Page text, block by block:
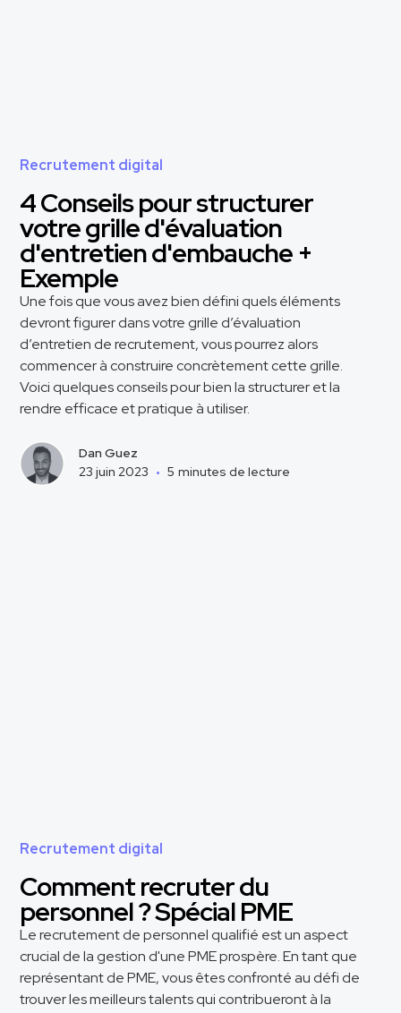
Recrutement digital
4 Conseils pour structurer
votre grille d'évaluation
d'entretien d'embauche +
Exemple
Une fois que vous avez bien défini quels éléments
devront figurer dans votre grille d’évaluation
d’entretien de recrutement, vous pourrez alors
commencer à construire concrètement cette grille.
Voici quelques conseils pour bien la structurer et la
rendre efficace et pratique à utiliser.
Dan Guez
23 juin 2023 • 5 minutes de lecture
Recrutement digital
Comment recruter du
personnel ? Spécial PME
Le recrutement de personnel qualifié est un aspect
crucial de la gestion d'une PME prospère. En tant que
représentant de PME, vous êtes confronté au défi de
trouver les meilleurs talents qui contribueront à la